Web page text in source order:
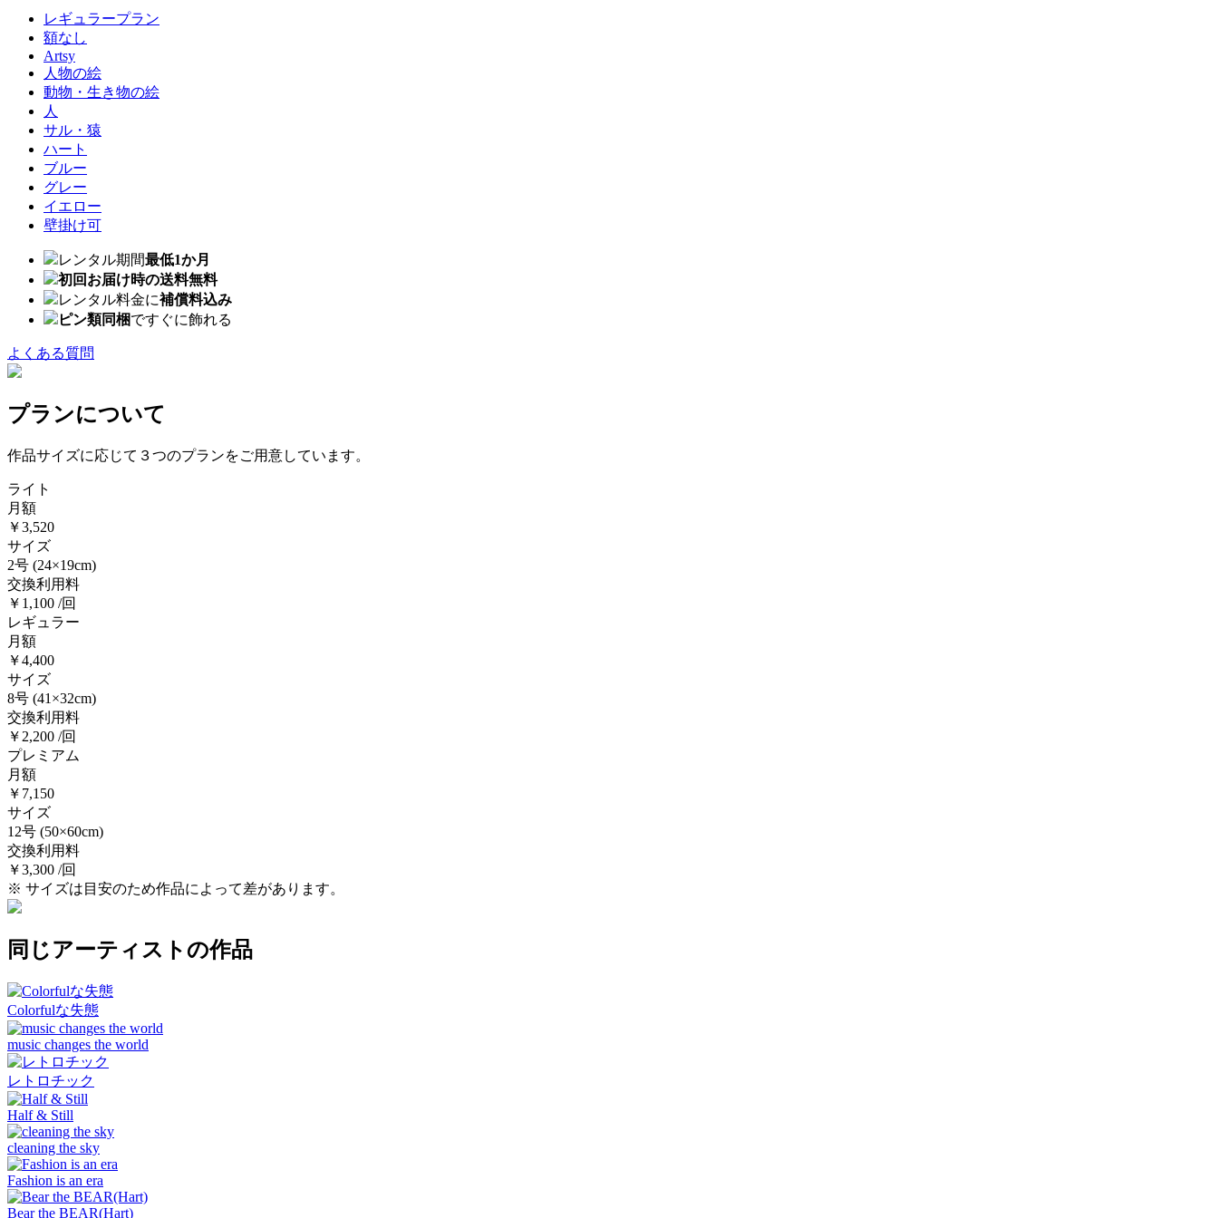
レギュラープラン
額なし
Artsy
人物の絵
動物・生き物の絵
人
サル・猿
ハート
ブルー
グレー
イエロー
壁掛け可
レンタル期間最低1か月
初回お届け時の送料無料
レンタル料金に補償料込み
ピン類同梱ですぐに飾れる
よくある質問
プランについて
作品サイズに応じて３つのプランをご用意しています。
ライト
月額
￥3,520
サイズ
2号 (24×19cm)
交換利用料
￥1,100 /回
レギュラー
月額
￥4,400
サイズ
8号 (41×32cm)
交換利用料
￥2,200 /回
プレミアム
月額
￥7,150
サイズ
12号 (50×60cm)
交換利用料
￥3,300 /回
※ サイズは目安のため作品によって差があります。
同じアーティストの作品
Colorfulな失態
music changes the world
レトロチック
Half & Still
cleaning the sky
Fashion is an era
Bear the BEAR(Hart)